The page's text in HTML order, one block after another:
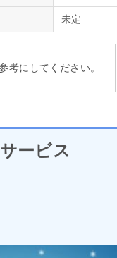
未定
考にしてください。
ービス